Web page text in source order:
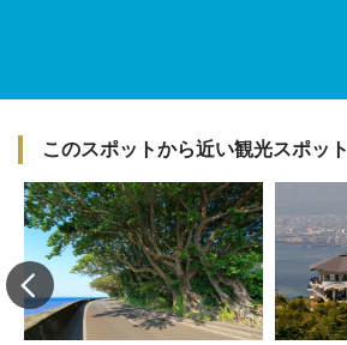
このスポットから近い観光スポット